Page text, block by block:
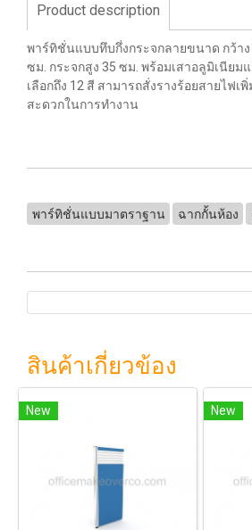
Product description
พาร์ทิชั่นแบบทึบกึ่งกระจกลายขนาด กว้าง
ซม. กระจกสูง 35 ซม. พร้อมเสาอลูมิเนีย
เลือกถึง 12 สี สามารถสั่งรางร้อยสายไฟเ
สะดวกในการทำงาน
พาร์ทิชั่นแบบมาตราฐาน ฉากกั้นห้อง
สินค้าเกี่ยวข้อง
New New